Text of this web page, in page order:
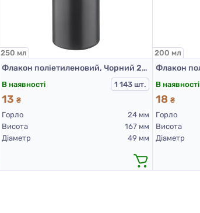
250 мл
Флакон поліетиленовий, Чорний 250 мл, 503F (пластикові флакони 250 мл)
В наявності 1 143 шт.
13 ₴
Горло
24 мм
Висота
167 мм
Діаметр
49 мм
200 мл
В наявності
18₴
Горло
Висота
Діаметр